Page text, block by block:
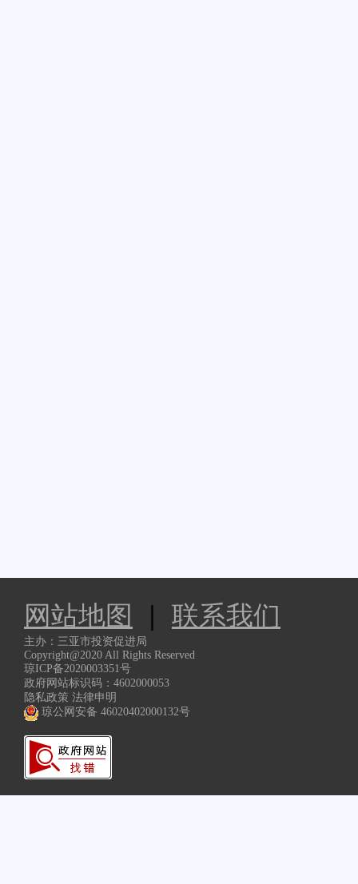
网站地图 | 联系我们
主办：三亚市投资促进局
Copyright@2020 All Rights Reserved
琼ICP备2020003351号
政府网站标识码：4602000053
隐私政策 法律申明
琼公网安备 46020402000132号